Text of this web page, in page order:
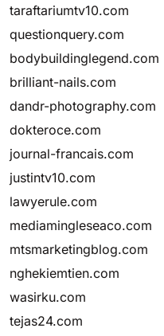
taraftariumtv10.com
questionquery.com
bodybuildinglegend.com
brilliant-nails.com
dandr-photography.com
dokteroce.com
journal-francais.com
justintv10.com
lawyerule.com
mediamingleseaco.com
mtsmarketingblog.com
nghekiemtien.com
wasirku.com
tejas24.com